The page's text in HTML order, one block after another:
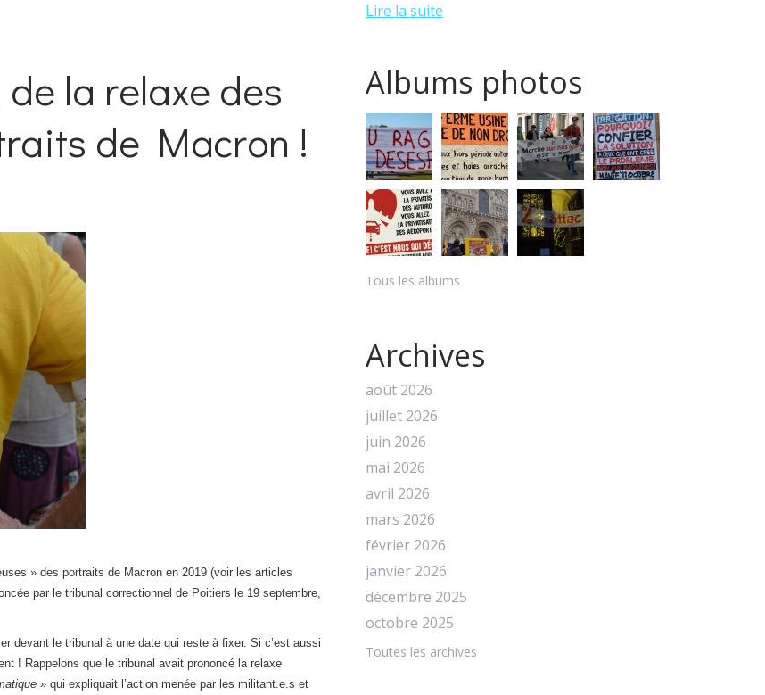
la relaxe des
de Macron !
» des portraits de Macron en 2019 (voir les articles
par le tribunal correctionnel de Poitiers le 19 septembre,
devant le tribunal à une date qui reste à fixer. Si c’est aussi
! Rappelons que le tribunal avait prononcé la relaxe
» qui expliquait l’action menée par les militant.e.s et
Lire la suite
Albums photos
Tous les albums
Archives
août 2026
juillet 2026
juin 2026
mai 2026
avril 2026
mars 2026
février 2026
janvier 2026
décembre 2025
octobre 2025
Toutes les archives